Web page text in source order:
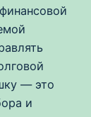
— это
и